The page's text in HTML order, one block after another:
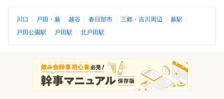
川口 戸田・蕨 越谷 春日部市 三郷・吉川周辺
蕨駅
戸田公園駅
戸田駅 北戸田駅